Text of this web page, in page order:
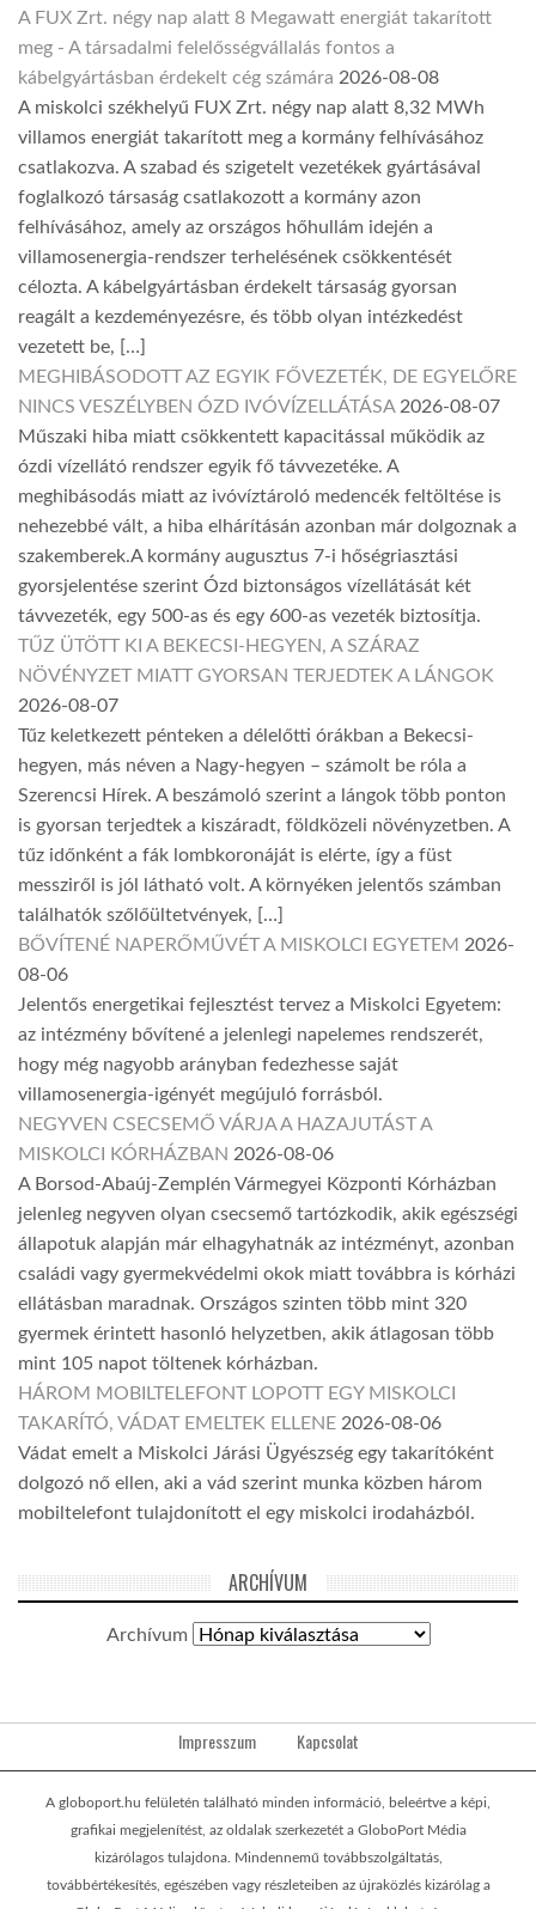
A FUX Zrt. négy nap alatt 8 Megawatt energiát takarított
meg - A társadalmi felelősségvállalás fontos a
kábelgyártásban érdekelt cég számára 2026-08-08
A miskolci székhelyű FUX Zrt. négy nap alatt 8,32 MWh
villamos energiát takarított meg a kormány felhívásához
csatlakozva. A szabad és szigetelt vezetékek gyártásával
foglalkozó társaság csatlakozott a kormány azon
felhívásához, amely az országos hőhullám idején a
villamosenergia-rendszer terhelésének csökkentését
célozta. A kábelgyártásban érdekelt társaság gyorsan
reagált a kezdeményezésre, és több olyan intézkedést
vezetett be, […]
MEGHIBÁSODOTT AZ EGYIK FŐVEZETÉK, DE EGYELŐRE
NINCS VESZÉLYBEN ÓZD IVÓVÍZELLÁTÁSA 2026-08-07
Műszaki hiba miatt csökkentett kapacitással működik az
ózdi vízellátó rendszer egyik fő távvezetéke. A
meghibásodás miatt az ivóvíztároló medencék feltöltése is
nehezebbé vált, a hiba elhárításán azonban már dolgoznak a
szakemberek.A kormány augusztus 7-i hőségriasztási
gyorsjelentése szerint Ózd biztonságos vízellátását két
távvezeték, egy 500-as és egy 600-as vezeték biztosítja.
TŰZ ÜTÖTT KI A BEKECSI-HEGYEN, A SZÁRAZ
NÖVÉNYZET MIATT GYORSAN TERJEDTEK A LÁNGOK
2026-08-07
Tűz keletkezett pénteken a délelőtti órákban a Bekecsi-
hegyen, más néven a Nagy-hegyen – számolt be róla a
Szerencsi Hírek. A beszámoló szerint a lángok több ponton
is gyorsan terjedtek a kiszáradt, földközeli növényzetben. A
tűz időnként a fák lombkoronáját is elérte, így a füst
messziről is jól látható volt. A környéken jelentős számban
találhatók szőlőültetvények, […]
BŐVÍTENÉ NAPERŐMŰVÉT A MISKOLCI EGYETEM 2026-
08-06
Jelentős energetikai fejlesztést tervez a Miskolci Egyetem:
az intézmény bővítené a jelenlegi napelemes rendszerét,
hogy még nagyobb arányban fedezhesse saját
villamosenergia-igényét megújuló forrásból.
NEGYVEN CSECSEMŐ VÁRJA A HAZAJUTÁST A
MISKOLCI KÓRHÁZBAN 2026-08-06
A Borsod-Abaúj-Zemplén Vármegyei Központi Kórházban
jelenleg negyven olyan csecsemő tartózkodik, akik egészségi
állapotuk alapján már elhagyhatnák az intézményt, azonban
családi vagy gyermekvédelmi okok miatt továbbra is kórházi
ellátásban maradnak. Országos szinten több mint 320
gyermek érintett hasonló helyzetben, akik átlagosan több
mint 105 napot töltenek kórházban.
HÁROM MOBILTELEFONT LOPOTT EGY MISKOLCI
TAKARÍTÓ, VÁDAT EMELTEK ELLENE 2026-08-06
Vádat emelt a Miskolci Járási Ügyészség egy takarítóként
dolgozó nő ellen, aki a vád szerint munka közben három
mobiltelefont tulajdonított el egy miskolci irodaházból.
ARCHÍVUM
Archívum
Impresszum Kapcsolat
A globoport.hu felületén található minden információ, beleértve a képi,
grafikai megjelenítést, az oldalak szerkezetét a GloboPort Média
kizárólagos tulajdona. Mindennemű továbbszolgáltatás,
továbbértékesítés, egészében vagy részleteiben az újraközlés kizárólag a